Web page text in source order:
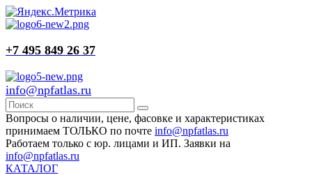
+7 495 849 26 37
info@npfatlas.ru
Вопросы о наличии, цене, фасовке и характеристиках
принимаем ТОЛЬКО по почте info@npfatlas.ru
Работаем только с юр. лицами и ИП. Заявки на
info@npfatlas.ru
КАТАЛОГ